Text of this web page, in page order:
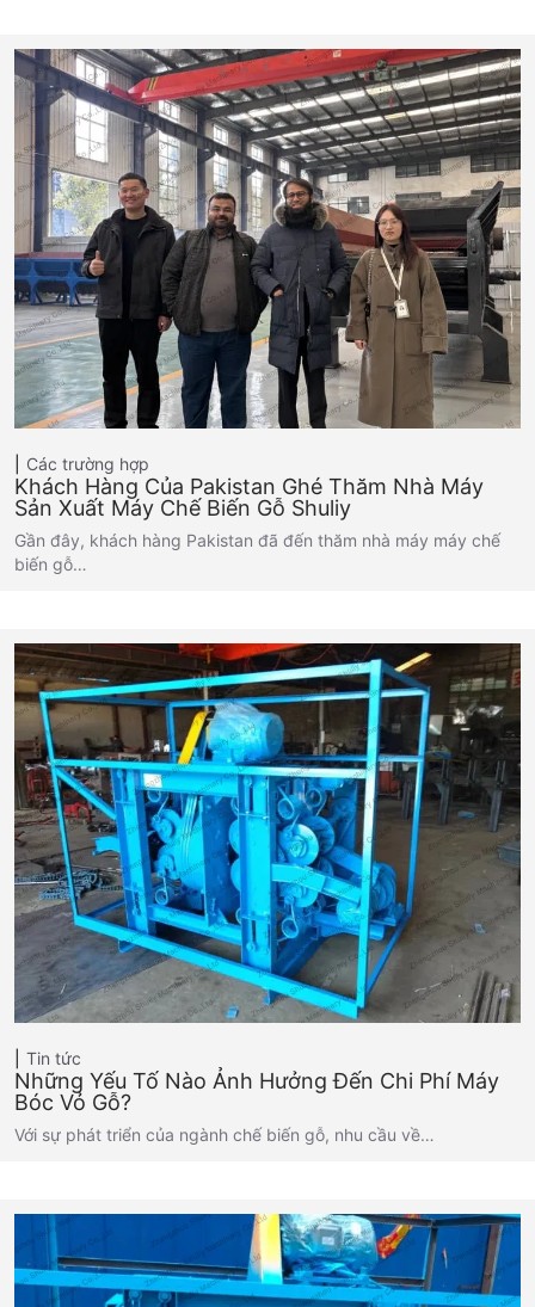
Các trường hợp
Khách Hàng Của Pakistan Ghé Thăm Nhà Máy
Sản Xuất Máy Chế Biến Gỗ Shuliy
Gần đây, khách hàng Pakistan đã đến thăm nhà máy máy chế
biến gỗ…
Tin tức
Những Yếu Tố Nào Ảnh Hưởng Đến Chi Phí Máy
Bóc Vỏ Gỗ?
Với sự phát triển của ngành chế biến gỗ, nhu cầu về…